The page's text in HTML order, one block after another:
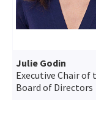
Julie Godin
Executive Chair of
Board of Directors